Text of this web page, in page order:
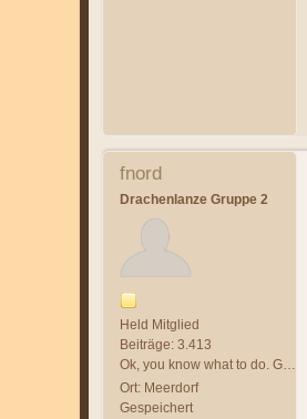
fnord
Drachenlanze Gruppe 2
Held Mitglied
Beiträge: 3.413
Ort: Meerdorf
Gespeichert